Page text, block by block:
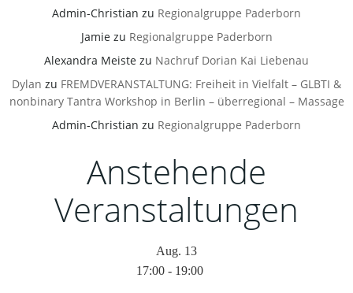
Admin-Christian zu Regionalgruppe Paderborn
Jamiezu Regionalgruppe Paderborn
Alexandra Meiste zu Nachruf Dorian Kai Liebenau
Dylan zu FREMDVERANSTALTUNG: Freiheit in Vielfalt – GLBTI &
nonbinary Tantra Workshop in Berlin – überregional – Massage
Admin-Christian zu Regionalgruppe Paderborn
Anstehende
Veranstaltungen
Aug. 13
17:00- 19:00